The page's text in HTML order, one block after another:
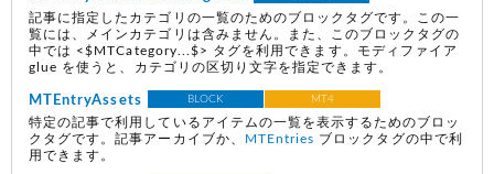
記事に指定したカテゴリの一覧のためのブロックタグです。この一
覧には、メインカテゴリは含みません。また、このブロックタグの
中では <$MTCategory...$> タグを利用できます。モディファイア
glue を使うと、カテゴリの区切り文字を指定できます。
MTEntryAssets BLOCK MT4
特定の記事で利用しているアイテムの一覧を表示するためのブロッ
クタグです。記事アーカイブか、
MTEntries ブロックタグの中で利
用できます。